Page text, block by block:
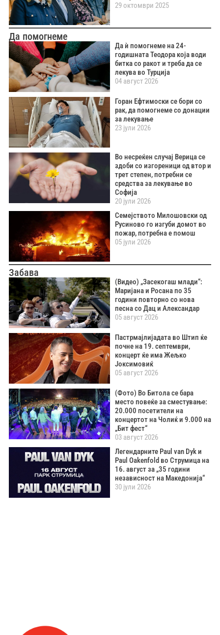
29 октомври 2025
Да помогнеме
Да ѝ помогнеме на 24-
годишната Теодора која води
битка со ракот и треба да се
лекува во Турција
04 август 2026
Горан Ефтимоски се бори со
рак, да помогнеме со донации
за лекување
23 јули 2026
Во несреќен случај Верица се
здоби со изгореници од втор и
трет степен, потребни се
средства за лекување во
Софија
20 јули 2026
Семејството Милошовски од
Русиново го изгуби домот во
пожар, потребна е помош
05 јули 2026
Забава
(Видео) „Засекогаш млади“:
Маријана и Росана по 35
години повторно со нова
песна со Дац и Александар
05 август 2026
Пастрмајлијадата во Штип ќе
почне на 19. септември,
концерт ќе има Жељко
Јоксимовиќ
05 август 2026
(Фото) Во Битола се бара
место повеќе за сместување:
20.000 посетители на
концертот на Чолиќ и 9.000 на
„Бит фест“
03 август 2026
Легендарните Paul van Dyk и
Paul Oakenfold во Струмица на
16. август за „35 години
независност на Македонија“
30 јули 2026